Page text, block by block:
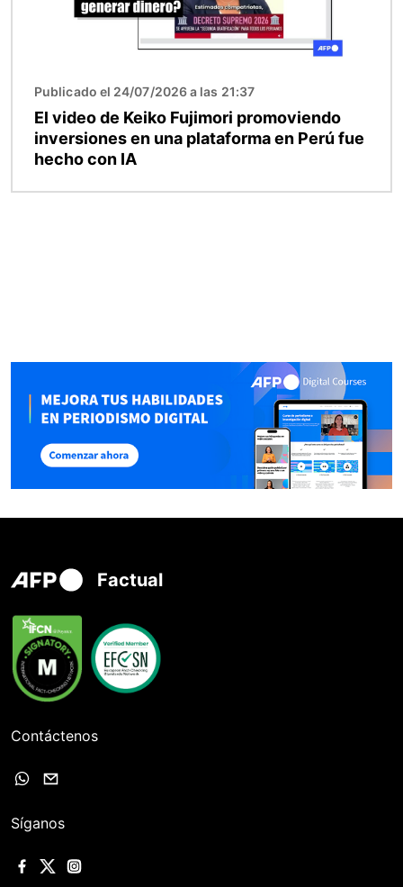
Publicado el 24/07/2026 a las 21:37
El video de Keiko Fujimori promoviendo
inversiones en una plataforma en Perú fue
hecho con IA
Factual
Contáctenos
Síganos